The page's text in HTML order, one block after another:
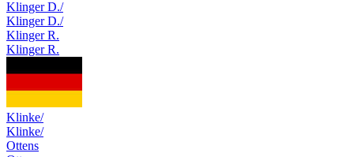
Klinger D./
Klinger D./
Klinger R.
Klinger R.
Klinke/
Klinke/
Ottens